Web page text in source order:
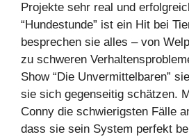
Projekte sehr real und
“Hundestunde” ist ein Hit bei
besprechen sie alles – von
zu schweren
Show “Die Unvermittelbaren”
sie sich gegenseitig schätzen.
Conny die schwierigsten Fälle
dass sie sein System perfekt